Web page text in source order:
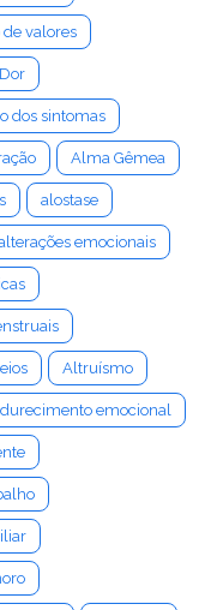
valores
dos sintomas
Alma Gêmea
alostase
emocionais
Altruísmo
emocional